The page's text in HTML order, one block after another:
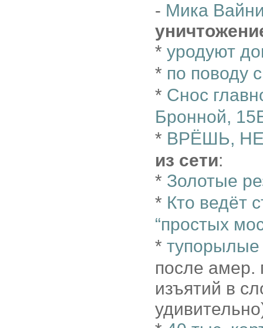
- Мика
* уродуют
* по поводу
* Снос
Бронной,
* ВРЁШЬ,
из сети:
* Золотые
* Кто ведёт
“простых
*
после амер.
изъятий в